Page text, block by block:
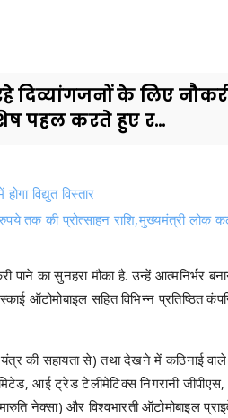
दिव्यांगजनों के लिए
पहल करते हुए र...
विद्युत विस्तार
तक की प्रोत्साहन राशि,मुख्यमंत्री लोक
पाने का सुनहरा मौका है. उन्हें आत्मनिर्भर
ऑटोमोबाइल सहित विभिन्न प्रतिष्ठित
की सहायता से) तथा देखने में कठिनाई
आई ट्रेड टेलीमेटिक्स निगरानी जीपीएस,
नेक्सा) और विश्वभारती ऑटोमोबाइल